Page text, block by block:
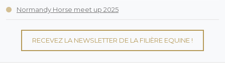
Normandy Horse meet up 2025
RECEVEZ LA NEWSLETTER DE LA FILIÈRE EQUINE !